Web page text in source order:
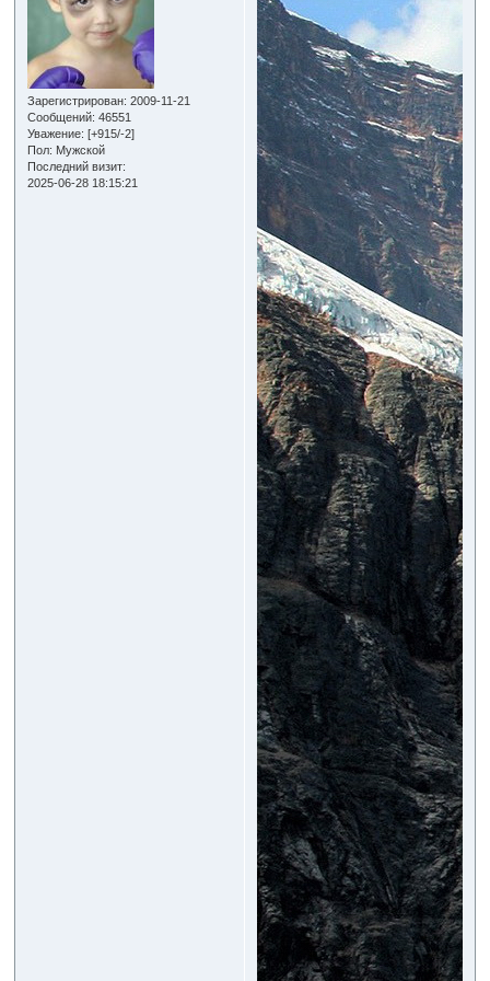
Зарегистрирован: 2009-11-21
Сообщений: 46551
Уважение: [+915/-2]
Пол: Мужской
Последний визит:
2025-06-28 18:15:21